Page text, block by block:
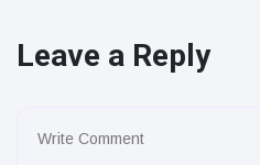
Leave a Reply